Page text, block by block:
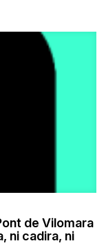
de Vilomara
ni cadira, ni